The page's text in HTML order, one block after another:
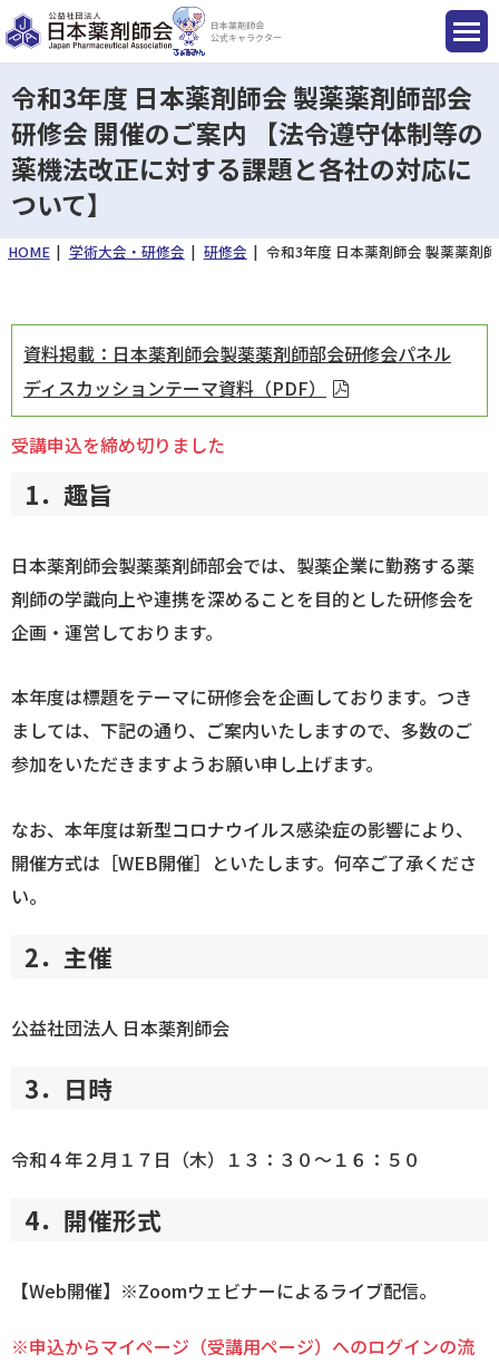
日本薬剤師会
公式キャラクター
国民のみなさまへ
薬剤師のみなさまへ
会員のみなさまへ
薬剤師を目指す方へ
令和3年度 日本薬剤師会 製薬薬剤師部会
研修会 開催のご案内 【法令遵守体制等の
薬機法改正に対する課題と各社の対応に
ついて】
HOME 学術大会・研修会 研修会 令和3年度 日本薬剤師会 製薬薬剤
資料掲載：日本薬剤師会製薬薬剤師部会研修会パネル
ディスカッションテーマ資料（PDF）
受講申込を締め切りました
1．趣旨
日本薬剤師会製薬薬剤師部会では、製薬企業に勤務する薬
剤師の学識向上や連携を深めることを目的とした研修会を
企画・運営しております。
本年度は標題をテーマに研修会を企画しております。つき
ましては、下記の通り、ご案内いたしますので、多数のご
参加をいただきますようお願い申し上げます。
なお、本年度は新型コロナウイルス感染症の影響により、
開催方式は［WEB開催］といたします。何卒ご了承くださ
い。
2．主催
公益社団法人 日本薬剤師会
3．日時
令和４年２月１７日（木）１３：３０～１６：５０
4．開催形式
【Web開催】※Zoomウェビナーによるライブ配信。
※申込からマイページ（受講用ページ）へのログインの流